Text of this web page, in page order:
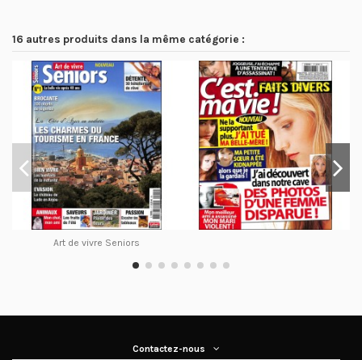
16 autres produits dans la même catégorie :
Art de vivre Seniors
Contactez-nous